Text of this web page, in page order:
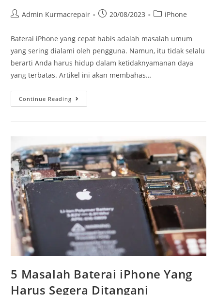
Admin Kurmacrepair 20/08/2023 iPhone
Baterai iPhone yang cepat habis adalah masalah umum
yang sering dialami oleh pengguna. Namun, itu tidak selalu
berarti Anda harus hidup dalam ketidaknyamanan daya
yang terbatas. Artikel ini akan membahas…
Continue Reading
5 Masalah Baterai iPhone Yang
Harus Segera Ditangani